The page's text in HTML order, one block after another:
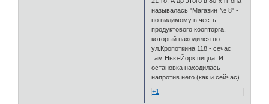
называлась "Магазин № 8" -
по видимому в честь
продуктового коопторга,
который находился по
ул.Кропоткина 118 - сечас
там Нью-Йорк пицца. И
остановка находилась
напротив него (как и сейчас).
+1